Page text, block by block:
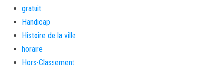
gratuit
Handicap
Histoire de la ville
horaire
Hors-Classement